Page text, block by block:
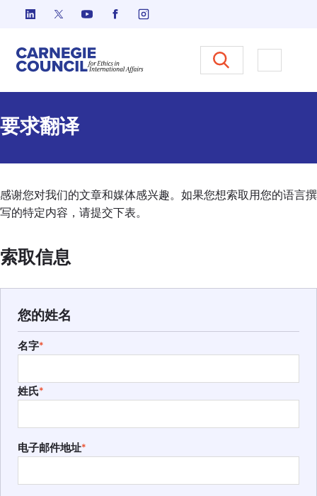
跳至内容
Carnegie Council 国际事务中的
打开菜单
要求翻译
感谢您对我们的文章和媒体感兴趣。如果您想索取用您的语言撰
写的特定内容，请提交下表。
索取信息
您的姓名
名字*
姓氏*
电子邮件地址*